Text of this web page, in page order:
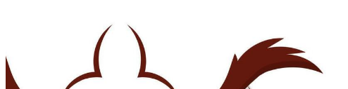
Motion graphics
Images Éditoriales
Événements Éditoriaux